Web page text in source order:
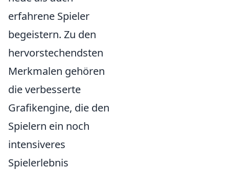
erfahrene Spieler
begeistern. Zu den
hervorstechendsten
Merkmalen gehören
die verbesserte
Grafikengine, die den
Spielern ein noch
intensiveres
Spielerlebnis